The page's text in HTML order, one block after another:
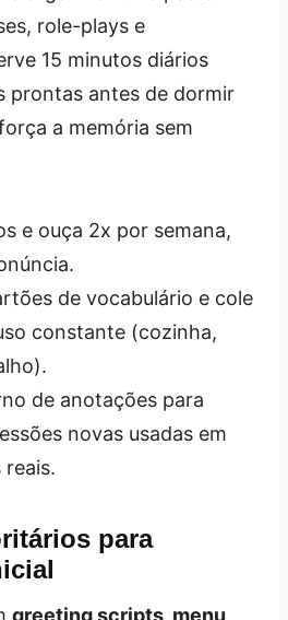
role-plays e
15 minutos diários
prontas antes de dormir
a memória sem
e ouça 2x por semana,
de vocabulário e cole
constante (cozinha,
de anotações para
novas usadas em
para
greeting scripts, menu